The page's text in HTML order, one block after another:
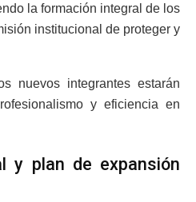
la formación integral de los
institucional de proteger y
nuevos integrantes estarán
y eficiencia en
y plan de expansión